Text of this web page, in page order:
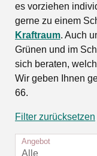
es vorziehen
gerne zu einem
Kraftraum. Auch
Grünen und im
sich beraten,
Wir geben Ihnen
66.
Filter zurücksetzen
Angebot
Alle